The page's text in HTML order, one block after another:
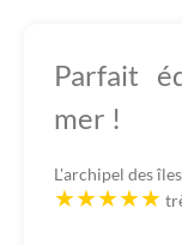
Parfait
mer !
L'archipel des